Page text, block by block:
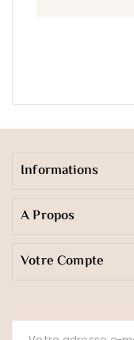
Informations
A Propos
Votre Compte